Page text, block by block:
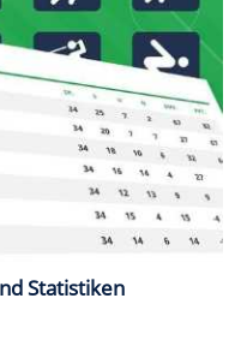
Statistiken